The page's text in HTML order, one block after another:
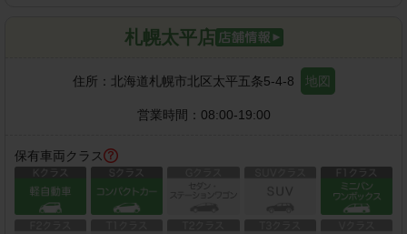
札幌太平店
住所： 北海道札幌市北区太平五条5-4-8 地図
営業時間： 08:00-19:00
保有車両クラス